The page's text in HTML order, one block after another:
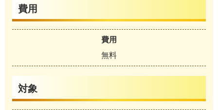
費用
費用
無料
対象